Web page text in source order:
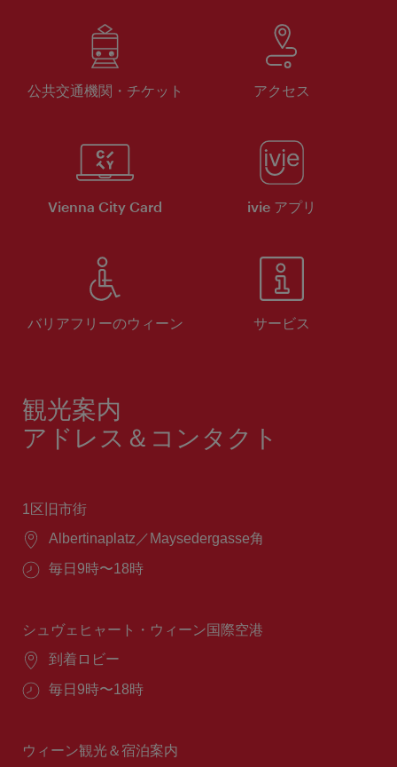
公共交通機関・チケット アクセス
Vienna City Card ivie アプリ
バリアフリーのウィーン サービス
観光案内
アドレス＆コンタクト
1区旧市街
場
Albertinaplatz／Maysedergasse角
営
間：
毎日9時〜18時
シュヴェヒャート・ウィーン国際空港
場
到着ロビー
営
間：
毎日9時〜18時
ウィーン観光＆宿泊案内